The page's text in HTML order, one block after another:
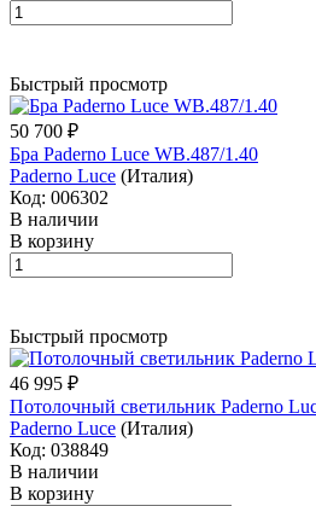
Быстрый просмотр
50 700 ₽
Бра Paderno Luce WB.487/1.40
Paderno Luce (Италия)
Код: 006302
В наличии
В корзину
Быстрый просмотр
46 995 ₽
Потолочный светильник Paderno
Paderno Luce (Италия)
Код: 038849
В наличии
В корзину